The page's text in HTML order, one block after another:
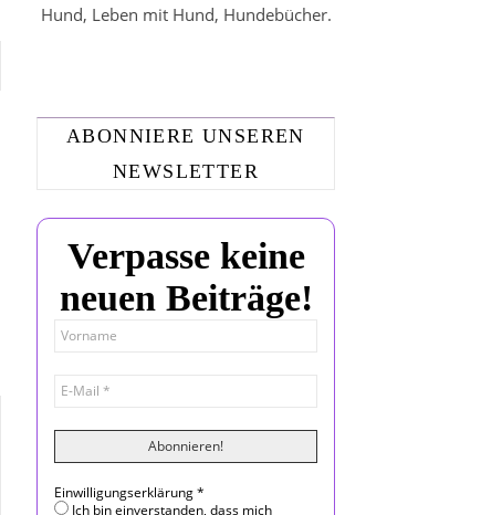
Hund, Leben mit Hund, Hundebücher.
ABONNIERE UNSEREN
NEWSLETTER
Verpasse keine
neuen Beiträge!
Einwilligungserklärung*
Ich bin einverstanden, dass mich